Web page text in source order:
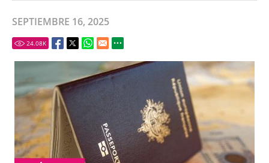
SEPTIEMBRE 16, 2025
24.08K